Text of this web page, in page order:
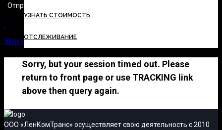
УЗНАТЬ СТОИМОСТЬ
ОТСЛЕЖИВАНИЕ
Skip to Content
Sorry, but your session timed out. Please
return to front page or use TRACKING link
above then query again.
ООО «ЛенКомТранс» осуществляет свою деятельность с 2010